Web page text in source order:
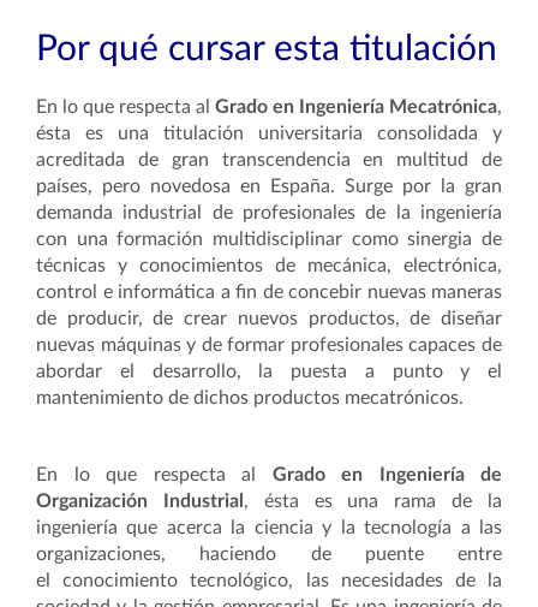
Por qué cursar esta titulación
En lo que respecta al Grado en Ingeniería Mecatrónica,
ésta es una titulación universitaria consolidada y
acreditada de gran transcendencia en multitud de
países, pero novedosa en España. Surge por la gran
demanda industrial de profesionales de la ingeniería
con una formación multidisciplinar como sinergia de
técnicas y conocimientos de mecánica, electrónica,
control e informática a fin de concebir nuevas maneras
de producir, de crear nuevos productos, de diseñar
nuevas máquinas y de formar profesionales capaces de
abordar el desarrollo, la puesta a punto y el
mantenimiento de dichos productos mecatrónicos.
En lo que respecta al Grado en Ingeniería de
Organización Industrial , ésta es una rama de la
ingeniería que acerca la ciencia y la tecnología a las
organizaciones, haciendo de puente entre
el conocimiento tecnológico, las necesidades de la